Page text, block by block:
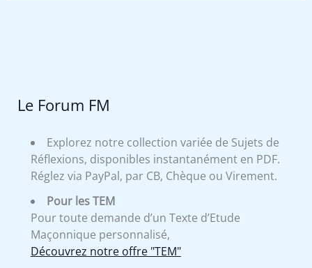
Le Forum FM
Explorez notre collection variée de Sujets de
Réflexions, disponibles instantanément en PDF.
Réglez via PayPal, par CB, Chèque ou Virement.
Pour les TEM
Pour toute demande d’un Texte d’Etude
Maçonnique personnalisé,
Découvrez notre offre "TEM"